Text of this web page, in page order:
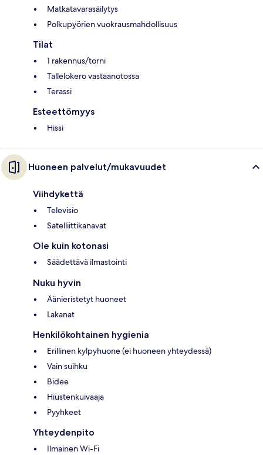
Matkatavarasäilytys
Polkupyörien vuokrausmahdollisuus
Tilat
1 rakennus/torni
Tallelokero vastaanotossa
Terassi
Esteettömyys
Hissi
Huoneen palvelut/mukavuudet
Viihdykettä
Televisio
Satelliittikanavat
Ole kuin kotonasi
Säädettävä ilmastointi
Nuku hyvin
Äänieristetyt huoneet
Lakanat
Henkilökohtainen hygienia
Erillinen kylpyhuone (ei huoneen yhteydessä)
Vain suihku
Bidee
Hiustenkuivaaja
Pyyhkeet
Yhteydenpito
Ilmainen Wi-Fi